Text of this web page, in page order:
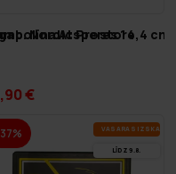
Nordic Prostore
Atsperes 14,4
€
VA­SA­RAS IZ­SKA­ŅA
LĪDZ 9.8.